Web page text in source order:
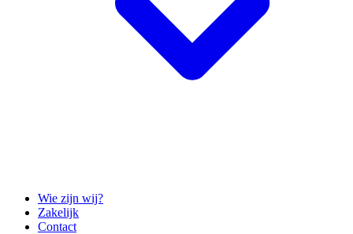
Wie zijn wij?
Zakelijk
Contact